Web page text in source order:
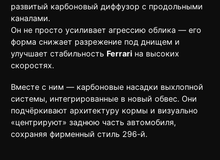
развитый карбоновый диффузор с продольными
каналами.
Он не просто усиливает агрессию облика — его
форма снижает разрежение под днищем и
улучшает стабильность Ferrari на высоких
скоростях.
Вместе с ним — карбоновые насадки выхлопной
системы, интегрированные в новый обвес. Они
подчёркивают архитектуру кормы и визуально
«центрируют» заднюю часть автомобиля,
сохраняя фирменный стиль 296-й.